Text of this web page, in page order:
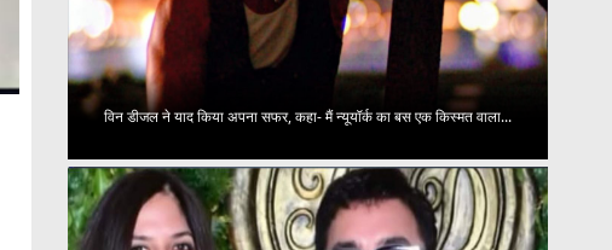
विन डीजल ने याद किया अपना सफर, कहा- मैं न्यूयॉर्क का बस एक किस्मत वाला...